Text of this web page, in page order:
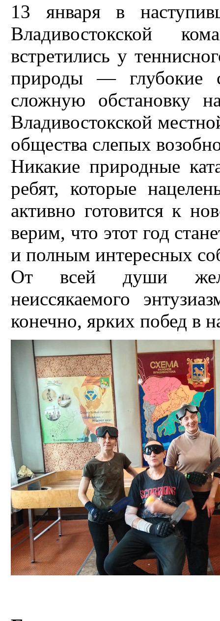
13 января в
Владивостокской
встретились у
природы — глубокие
сложную обстановку
Владивостокской
общества слепых
Никакие природные
ребят, которые
активно готовится к
верим, что этот год
и полным интересных
От всей души
неиссякаемого
конечно, ярких побед в